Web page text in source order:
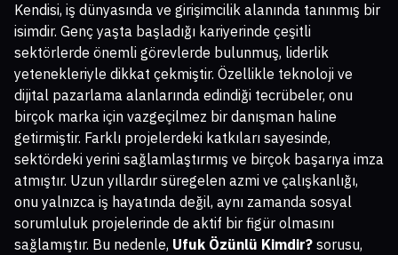
Kendisi, iş dünyasında ve girişimcilik alanında tanınmış bir
isimdir. Genç yaşta başladığı kariyerinde çeşitli
sektörlerde önemli görevlerde bulunmuş, liderlik
yetenekleriyle dikkat çekmiştir. Özellikle teknoloji ve
dijital pazarlama alanlarında edindiği tecrübeler, onu
birçok marka için vazgeçilmez bir danışman haline
getirmiştir. Farklı projelerdeki katkıları sayesinde,
sektördeki yerini sağlamlaştırmış ve birçok başarıya imza
atmıştır. Uzun yıllardır süregelen azmi ve çalışkanlığı,
onu yalnızca iş hayatında değil, aynı zamanda sosyal
sorumluluk projelerinde de aktif bir figür olmasını
sağlamıştır. Bu nedenle, Ufuk Özünlü Kimdir? sorusu,